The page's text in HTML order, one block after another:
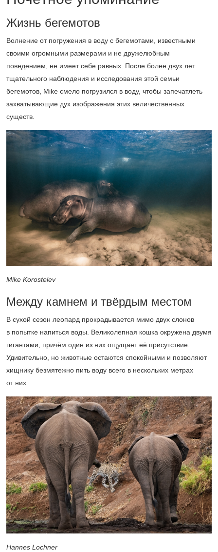
Жизнь бегемотов
Волнение от погружения в воду с бегемотами, известными
своими огромными размерами и не дружелюбным
поведением, не имеет себе равных. После более двух лет
тщательного наблюдения и исследования этой семьи
бегемотов, Mike смело погрузился в воду, чтобы запечатлеть
захватывающие дух изображения этих величественных
существ.
Mike Korostelev
Между камнем и твёрдым местом
В сухой сезон леопард прокрадывается мимо двух слонов
в попытке напиться воды. Великолепная кошка окружена двумя
гигантами, причём один из них ощущает её присутствие.
Удивительно, но животные остаются спокойными и позволяют
хищнику безмятежно пить воду всего в нескольких метрах
от них.
Hannes Lochner